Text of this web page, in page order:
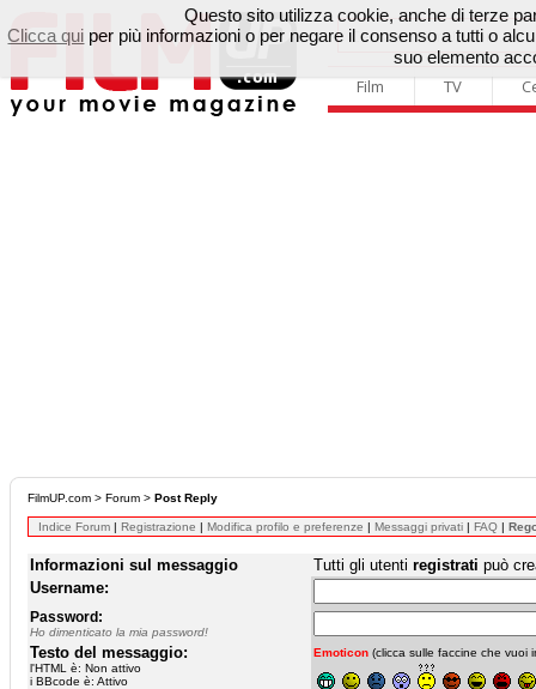
Film TV
FilmUP.com > Forum > Post Reply
Indice Forum | Registrazione | Modifica profilo e preferenze | Messaggi privati | FAQ |
Informazioni sul messaggio Tutti gli utenti registrati può
Username:
Password:
Ho dimenticato la mia password!
Testo del messaggio:
l'HTML è: Non attivo
i BBcode è: Attivo
Emoticon (clicca sulle faccine che vuoi
Questo sito utilizza cookie, anche di terze
Clicca qui per più informazioni o per negare il consenso a tutti o
suo elemento